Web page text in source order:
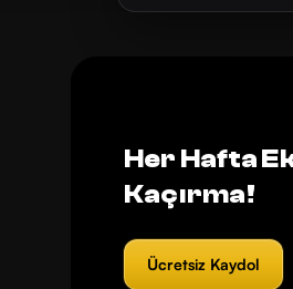
Her Hafta
Kaçırma!
Ücretsiz Kaydol